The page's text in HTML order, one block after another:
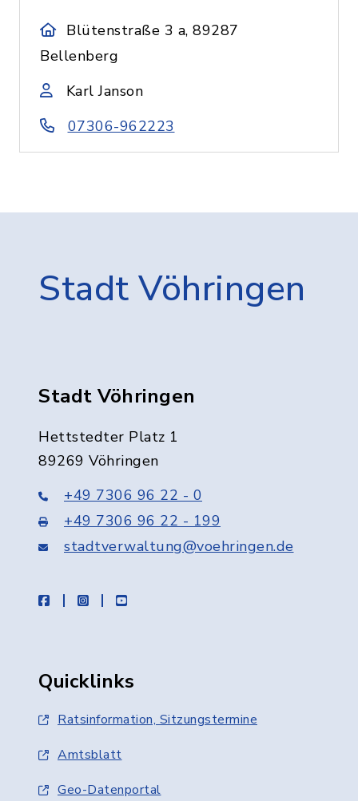
Blütenstraße 3 a, 89287
Bellenberg
Karl Janson
07306-962223
Stadt Vöhringen
Stadt Vöhringen
Hettstedter Platz 1
89269 Vöhringen
+49 7306 96 22 - 0
+49 7306 96 22 - 199
stadtverwaltung@voehringen.de
facebookinstagramyoutube
Quicklinks
Ratsinformation, Sitzungstermine
Amtsblatt
Geo-Datenportal